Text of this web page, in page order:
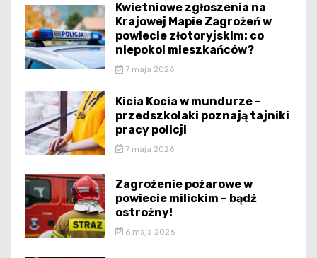
Kwietniowe zgłoszenia na
Krajowej Mapie Zagrożeń w
powiecie złotoryjskim: co
niepokoi mieszkańców?
7 maja 2026
Kicia Kocia w mundurze –
przedszkolaki poznają tajniki
pracy policji
7 maja 2026
Zagrożenie pożarowe w
powiecie milickim – bądź
ostrożny!
6 maja 2026